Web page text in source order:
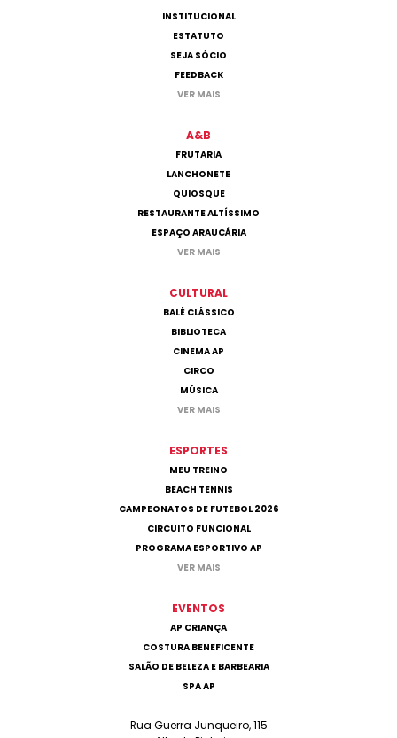
INSTITUCIONAL
ESTATUTO
SEJA SÓCIO
FEEDBACK
VER MAIS
A&B
FRUTARIA
LANCHONETE
QUIOSQUE
RESTAURANTE ALTÍSSIMO
ESPAÇO ARAUCÁRIA
VER MAIS
CULTURAL
BALÉ CLÁSSICO
BIBLIOTECA
CINEMA AP
CIRCO
MÚSICA
VER MAIS
ESPORTES
MEU TREINO
BEACH TENNIS
CAMPEONATOS DE FUTEBOL 2026
CIRCUITO FUNCIONAL
PROGRAMA ESPORTIVO AP
VER MAIS
EVENTOS
AP CRIANÇA
COSTURA BENEFICENTE
SALÃO DE BELEZA E BARBEARIA
SPA AP
Rua Guerra Junqueiro, 115